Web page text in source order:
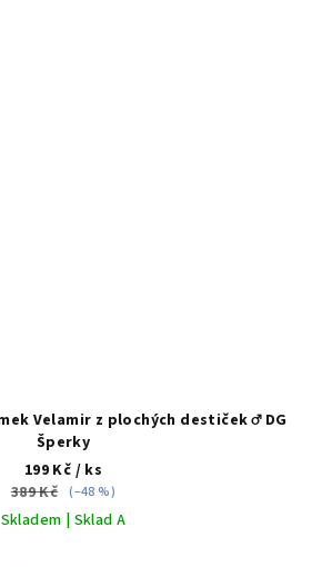
Velamir z plochých destiček ♂️ DG
Šperky
199 Kč / ks
389 Kč (–48 %)
Skladem | Sklad A